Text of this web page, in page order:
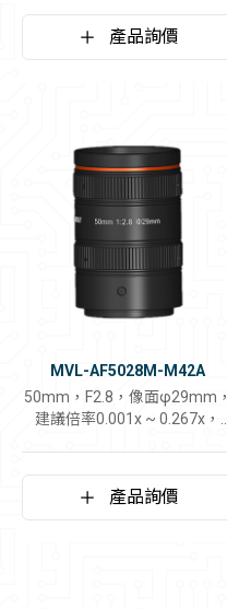
產品詢價
MVL-AF5028M-M42A
50mm，F2.8，像面φ29mm，
建議倍率0.001x ~ 0.267x，
產品詢價